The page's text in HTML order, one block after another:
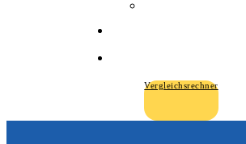
Vergleichsrechner